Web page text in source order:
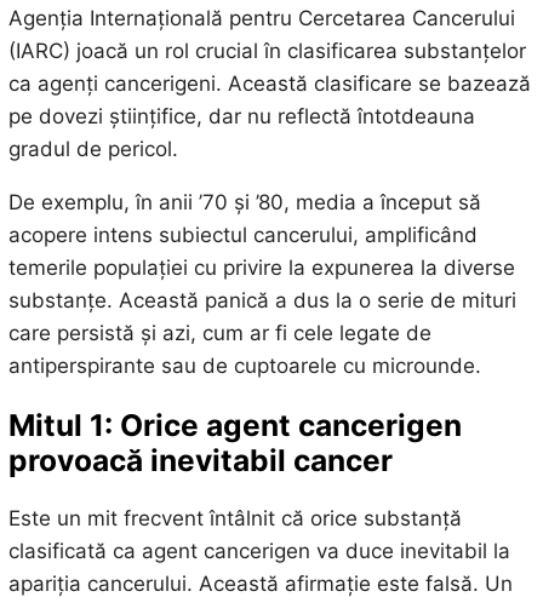
Agenția Internațională pentru Cercetarea Cancerului
(IARC) joacă un rol crucial în clasificarea substanțelor
ca agenți cancerigeni. Această clasificare se bazează
pe dovezi științifice, dar nu reflectă întotdeauna
gradul de pericol.
De exemplu, în anii ’70 și ’80, media a început să
acopere intens subiectul cancerului, amplificând
temerile populației cu privire la expunerea la diverse
substanțe. Această panică a dus la o serie de mituri
care persistă și azi, cum ar fi cele legate de
antiperspirante sau de cuptoarele cu microunde.
Mitul 1: Orice agent cancerigen
provoacă inevitabil cancer
Este un mit frecvent întâlnit că orice substanță
clasificată ca agent cancerigen va duce inevitabil la
apariția cancerului. Această afirmație este falsă. Un